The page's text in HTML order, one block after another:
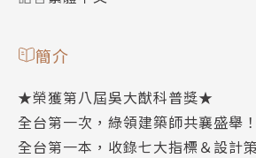
簡介
★榮獲第八屆吳大猷科普獎★
全台第一次，綠領建築師共襄盛舉！
全台第一本，收錄七大指標＆設計